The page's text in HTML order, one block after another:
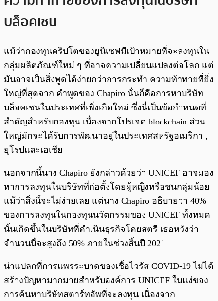
บล็อคเชน
แม้ว่ากองทุนคริปโตของยูนิเซฟมีเป้าหมายที่จะลงทุนใน
กลุ่มผลิตภัณฑ์ใหม่ ๆ ที่อาจความเปลี่ยนแปลงต่อโลก แต่
มันอาจเป็นสิ่งพูดได้ง่ายกว่าการกระทำ ความท้าทายที่ยิ่ง
ใหญ่ที่สุดจาก คำพูดของ Chapiro นั่นก็คือการหาบริษัท
บล็อคเชนในประเทศที่เพิ่งเกิดใหม่ ซึ่งนี่เป็นข้อกำหนดที่
สำคัญสำหรับกองทุน เนื่องจากโปรเจค blockchain ส่วน
ใหญ่มักจะได้รับการพัฒนาอยู่ในประเทศสหรัฐอเมริกา ,
ยุโรปและเอเชีย
นอกจากนี้นาง Chapiro ยังกล่าวด้วยว่า UNICEF อาจมอง
หาการลงทุนในบริษัทที่ก่อตั้งโดยผู้หญิงหรือชนกลุ่มน้อย
แม้ว่าสิ่งนี้จะไม่ง่ายเลย แต่นาง Chapiro อธิบายว่า 40%
ของการลงทุนในกองทุนนวัตกรรมของ UNICEF ทั้งหมด
นั้นเกิดขึ้นในบริษัทที่ดำเนินธุรกิจโดยสตรี เธอหวังว่า
จำนวนนี้จะสูงถึง 50% ภายในช่วงสิ้นปี 2021
น่าแปลกที่การแพร่ระบาดของเชื้อไวรัส COVID-19 ไม่ได้
สร้างปัญหามากมายสำหรับองค์การ UNICEF ในแง่ของ
การค้นหาบริษัทสตาร์ทอัพที่จะลงทุน เนื่องจาก